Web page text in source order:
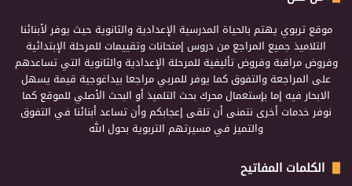
موقع تربوي يهتم بالحياة المدرسية الإعدادية والثانوية حيث يوفر لأبنائنا
التلاميذ جميع المراجع من دروس إمتحانات وتقييمات للمرحلة الإبتدائية
وفروض مراقبة وفروض تأليفية للمرحلة الإعدادية والثانوية التي تساعدهم
على المراجعة والتفوق كما يوفر للمربي مراجعا بيداغوجية قيمة يسهل
الابحار فيه إما بإستعمال محرك بحث التلميذ أو البحث الأصلي للموقع كما
نوفر خدمات أخرى نتمنى أن تلقى إعجابكم وأن تساعد أبنائنا في التفوق
والتميز في مسيرتهم التربوية بحول الله
الكلمات المفاتيح